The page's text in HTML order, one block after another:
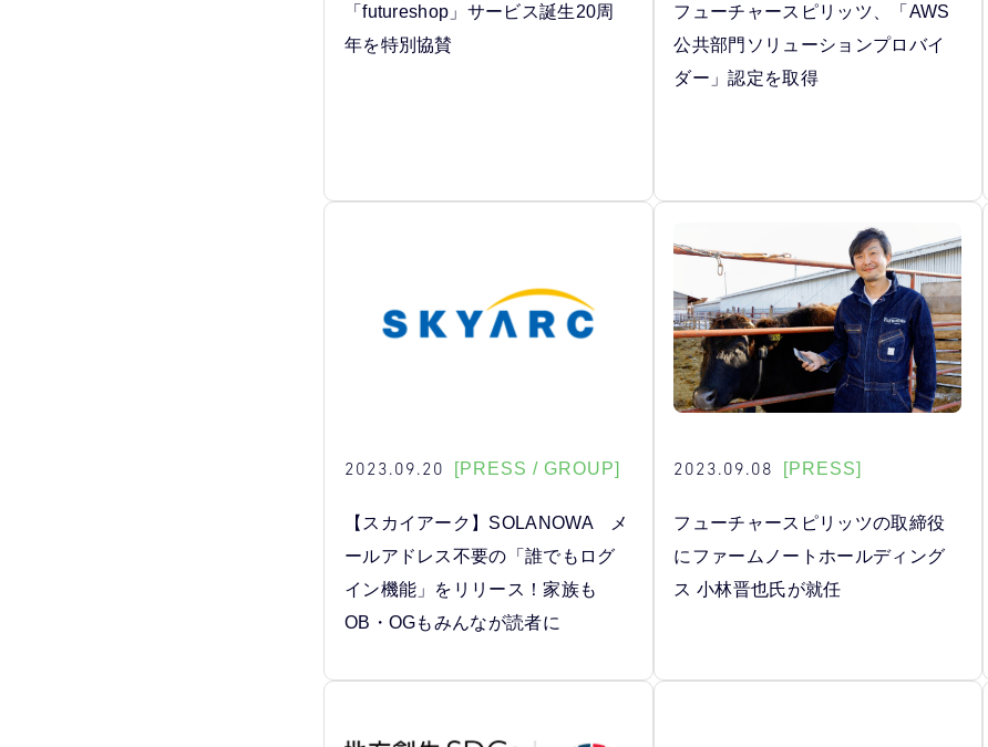
「futureshop」サービス誕生20周
年を特別協賛
フューチャースピリッツ、「AWS
公共部門ソリューションプロバイ
ダー」認定を取得
2023.09.20 [PRESS / GROUP]
【スカイアーク】SOLANOWA メ
ールアドレス不要の「誰でもログ
イン機能」をリリース！家族も
OB・OGもみんなが読者に
2023.09.08 [PRESS]
フューチャースピリッツの取締役
にファームノートホールディング
ス 小林晋也氏が就任